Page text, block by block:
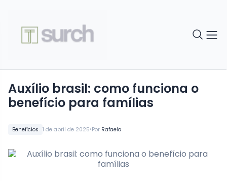
Benefícios 1 de abril de 2025•Por Rafaela
Auxílio brasil: como funciona o
benefício para famílias